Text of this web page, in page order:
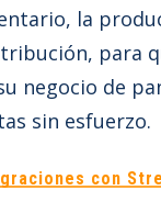
la
para
negocio de
sin esfuerzo.
con